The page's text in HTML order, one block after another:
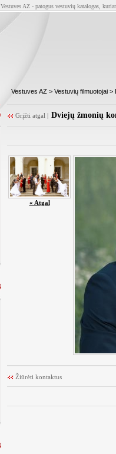
Vestuves AZ - patogus vestuvių katalogas,
Vestuves AZ > Vestuvių filmuotojai >
Grįžti atgal | Dviejų žmonių
« Atgal
Žiūrėti kontaktus